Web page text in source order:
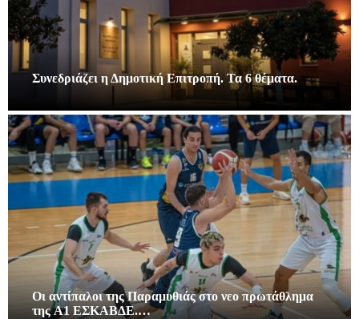
Συνεδριάζει η Δημοτική Επιτροπή. Τα 6 θέματα.
Οι αντίπαλοι της Παραμυθιάς στο νεο πρωτάθλημα
της A1 ΕΣΚΑΒΔΕ.…